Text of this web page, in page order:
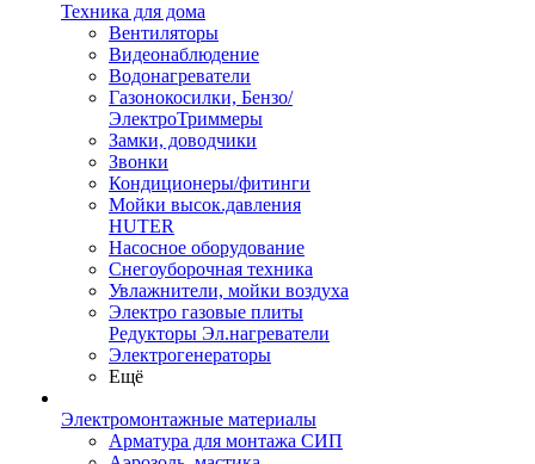
Техника для дома
Вентиляторы
Видеонаблюдение
Водонагреватели
Газонокосилки, Бензо/
ЭлектроТриммеры
Замки, доводчики
Звонки
Кондиционеры/фитинги
Мойки высок.давления
HUTER
Насосное оборудование
Снегоуборочная техника
Увлажнители, мойки воздуха
Электро газовые плиты
Редукторы Эл.нагреватели
Электрогенераторы
Ещё
Электромонтажные материалы
Арматура для монтажа СИП